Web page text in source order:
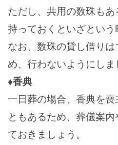
ただし、共用の数珠も
持っておくといざという
なお、数珠の貸し借り
め、行わないようにしま
♦香典
一日葬の場合、香典を
ともあるため、葬儀案
ておきましょう。